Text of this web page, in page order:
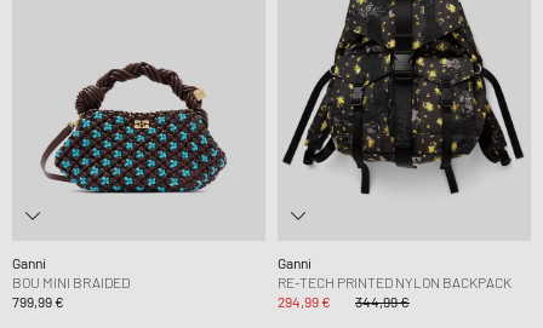
Ganni
BOU MINI BRAIDED
799,99 €
Ganni
RE-TECH PRINTED NYLON BACKPACK
294,99 €
344,99 €